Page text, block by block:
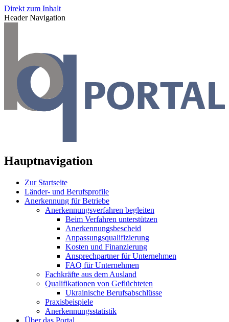
Direkt zum Inhalt
Header Navigation
Hauptnavigation
Zur Startseite
Länder- und Berufsprofile
Anerkennung für Betriebe
Anerkennungsverfahren begleiten
Beim Verfahren unterstützen
Anerkennungsbescheid
Anpassungsqualifizierung
Kosten und Finanzierung
Ansprechpartner für Unternehmen
FAQ für Unternehmen
Fachkräfte aus dem Ausland
Qualifikationen von Geflüchteten
Ukrainische Berufsabschlüsse
Praxisbeispiele
Anerkennungsstatistik
Über das Portal